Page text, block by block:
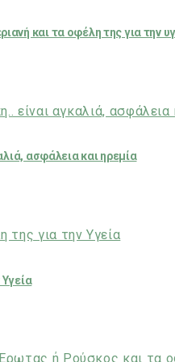
και τα οφέλη της για την
ασφάλεια και ηρεμία